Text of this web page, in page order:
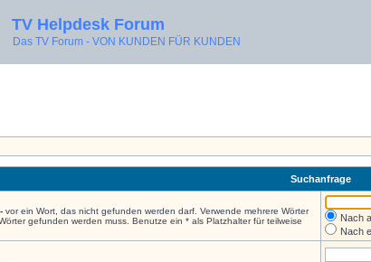
TV Helpdesk Forum
Das TV Forum - VON KUNDEN FÜR KUNDEN
Suchanfrage
- vor ein Wort, das nicht gefunden werden darf. Verwende mehrere Wörter
gefunden werden muss. Benutze ein * als Platzhalter für teilweise
Nach
Nach